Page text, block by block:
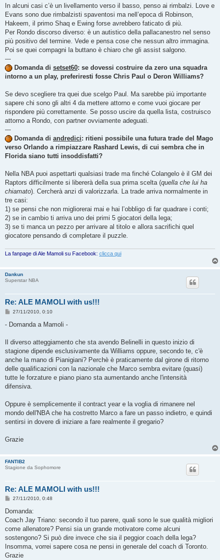
In alcuni casi c’è un livellamento verso il basso, penso ai rimbalzi. Love e
Evans sono due rimbalzisti spaventosi ma nell’epoca di Robinson,
Hakeem, il primo Shaq e Ewing forse avrebbero faticato di più.
Per Rondo discorso diverso: è un autistico della pallacanestro nel senso
più positivo del termine. Vede e pensa cose che nessun altro immagina.
Poi se quei compagni la buttano è chiaro che gli assist salgono.
---
Domanda di setset60: se dovessi costruire da zero una squadra
intorno a un play, preferiresti fosse Chris Paul o Deron Williams?
Se devo scegliere tra quei due scelgo Paul. Ma sarebbe più importante
sapere chi sono gli altri 4 da mettere attorno e come vuoi giocare per
rispondere più correttamente. Se posso uscire da quella lista, costruisco
attorno a Rondo, con partner ovviamente adeguati.
---
Domanda di andredici: ritieni possibile una futura trade del Mago
verso Orlando a rimpiazzare Rashard Lewis, di cui sembra che in
Florida siano tutti insoddisfatti?
Nella NBA puoi aspettarti qualsiasi trade ma finché Colangelo è il GM dei
Raptors difficilmente si libererà della sua prima scelta (quella che lui ha
chiamato). Cercherà anzi di valorizzarla. La trade arriva normalmente in
tre casi:
1) se pensi che non migliorerai mai e hai l’obbligo di far quadrare i conti;
2) se in cambio ti arriva uno dei primi 5 giocatori della lega;
3) se ti manca un pezzo per arrivare al titolo e allora sacrifichi quel
giocatore pensando di completare il puzzle.
La fanpage di Ale Mamoli su Facebook: clicca qui
Dankun
Superstar NBA
Re: ALE MAMOLI with us!!!
M
s
g
i
o
27/11/2010, 0:10
- Domanda a Mamoli -
Il diverso atteggiamento che sta avendo Belinelli in questo inizio di
stagione dipende esclusivamente da Williams oppure, secondo te, c'è
anche la mano di Pianigiani? Perchè è praticamente dal girone di ritorno
delle qualificazioni con la nazionale che Marco sembra evitare (quasi)
tutte le forzature e piano piano sta aumentando anche l'intensità
difensiva.
Oppure è semplicemente il contract year e la voglia di rimanere nel
mondo dell'NBA che ha costretto Marco a fare un passo indietro, e quindi
sentirsi in dovere di iniziare a fare realmente il gregario?
Grazie
FANTIB2
Stagione da Sophomore
Re: ALE MAMOLI with us!!!
M
s
a
g
i
o
27/11/2010, 0:48
Domanda:
Coach Jay Triano: secondo il tuo parere, quali sono le sue qualità migliori
come allenatore? Pensi sia un grande motivatore come alcuni
sostengono? Si può dire invece che sia il peggior coach della lega?
Insomma, vorrei sapere cosa ne pensi in generale del coach di Toronto.
Grazie